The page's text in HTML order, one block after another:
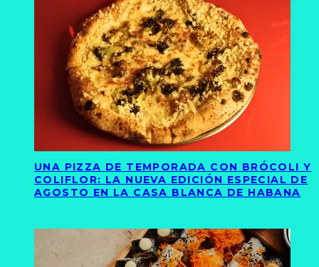
UNA PIZZA DE TEMPORADA CON BRÓCOLI Y
COLIFLOR: LA NUEVA EDICIÓN ESPECIAL DE
AGOSTO EN LA CASA BLANCA DE HABANA